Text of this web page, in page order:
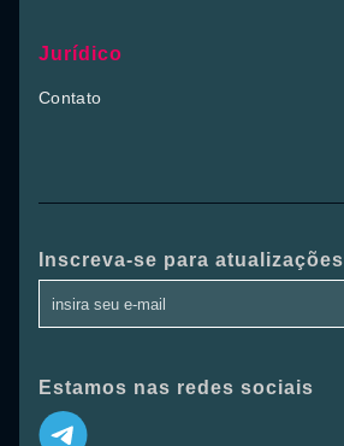
Jurídico
Contato
Inscreva-se para atualizações
Estamos nas redes sociais